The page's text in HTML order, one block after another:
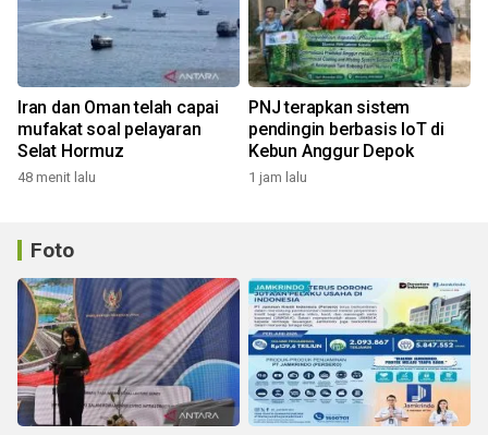
Iran dan Oman telah capai
mufakat soal pelayaran
Selat Hormuz
48 menit lalu
PNJ terapkan sistem
pendingin berbasis IoT di
Kebun Anggur Depok
1 jam lalu
Foto